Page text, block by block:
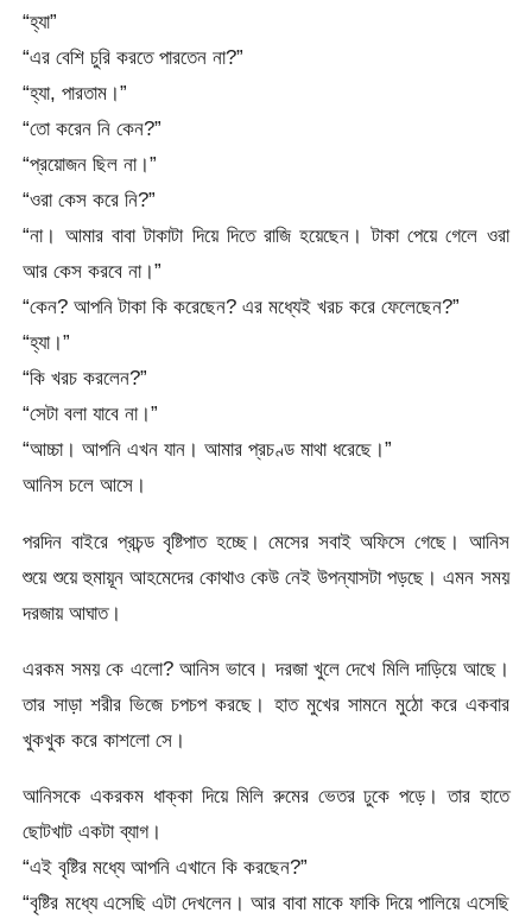
“হ্যা”
“এর বেশি চুরি করতে পারতেন না?”
“হ্যা, পারতাম।”
“তো করেন নি কেন?”
“প্রয়োজন ছিল না।”
“ওরা কেস করে নি?”
“না। আমার বাবা টাকাটা দিয়ে দিতে রাজি হয়েছেন। টাকা পেয়ে গেলে ওরা
আর কেস করবে না।”
“কেন? আপনি টাকা কি করেছেন? এর মধ্যেই খরচ করে ফেলেছেন?”
“হ্যা।”
“কি খরচ করলেন?”
“সেটা বলা যাবে না।”
“আচ্চা। আপনি এখন যান। আমার প্রচণ্ড মাথা ধরেছে।”
আনিস চলে আসে।
পরদিন বাইরে প্রচন্ড বৃষ্টিপাত হচ্ছে। মেসের সবাই অফিসে গেছে। আনিস
শুয়ে শুয়ে হুমায়ূন আহমেদের কোথাও কেউ নেই উপন্যাসটা পড়ছে। এমন সময়
দরজায় আঘাত।
এরকম সময় কে এলো? আনিস ভাবে। দরজা খুলে দেখে মিলি দাড়িয়ে আছে।
তার সাড়া শরীর ভিজে চপচপ করছে। হাত মুখের সামনে মুঠো করে একবার
খুকখুক করে কাশলো সে।
আনিসকে একরকম ধাক্কা দিয়ে মিলি রুমের ভেতর ঢুকে পড়ে। তার হাতে
ছোটখাট একটা ব্যাগ।
“এই বৃষ্টির মধ্যে আপনি এখানে কি করছেন?”
“বৃষ্টির মধ্যে এসেছি এটা দেখলেন। আর বাবা মাকে ফাকি দিয়ে পালিয়ে এসেছি